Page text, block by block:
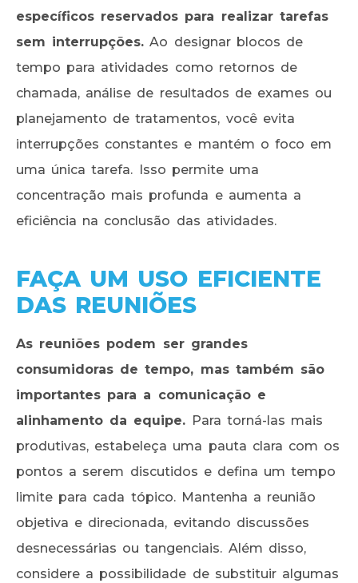
específicos reservados para realizar tarefas
sem interrupções. Ao designar blocos de
tempo para atividades como retornos de
chamada, análise de resultados de exames ou
planejamento de tratamentos, você evita
interrupções constantes e mantém o foco em
uma única tarefa. Isso permite uma
concentração mais profunda e aumenta a
eficiência na conclusão das atividades.
FAÇA UM USO EFICIENTE
DAS REUNIÕES
As reuniões podem ser grandes
consumidoras de tempo, mas também são
importantes para a comunicação e
alinhamento da equipe. Para torná-las mais
produtivas, estabeleça uma pauta clara com os
pontos a serem discutidos e defina um tempo
limite para cada tópico. Mantenha a reunião
objetiva e direcionada, evitando discussões
desnecessárias ou tangenciais. Além disso,
considere a possibilidade de substituir algumas